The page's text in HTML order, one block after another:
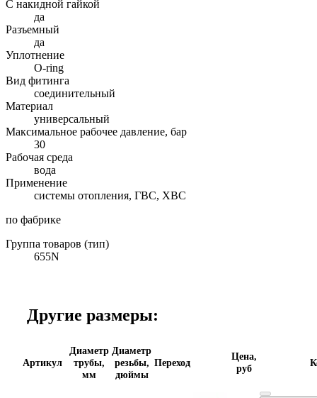
С накидной гайкой
да
Разъемный
да
Уплотнение
O-ring
Вид фитинга
соединительный
Материал
универсальный
Максимальное рабочее давление, бар
30
Рабочая среда
вода
Применение
системы отопления, ГВС, ХВС
по фабрике
Группа товаров (тип)
655N
Другие размеры:
Артикул
Диаметр
трубы,
мм
Диаметр
резьбы,
дюймы
Переход
Цена,
руб